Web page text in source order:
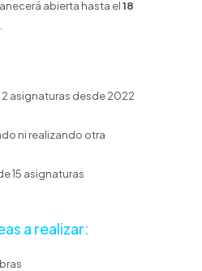
abierta hasta el18
asignaturas desde 2022
ni realizando otra
15 asignaturas
a realizar: